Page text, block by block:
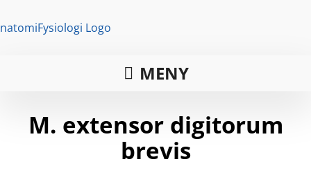
MENY
M. extensor digitorum
brevis